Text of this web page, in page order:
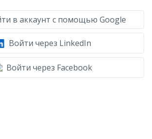
в аккаунт с помощью Google
Войти через LinkedIn
Войти через Facebook